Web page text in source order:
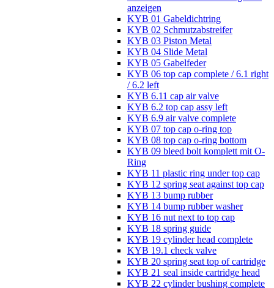
anzeigen
KYB 01 Gabeldichtring
KYB 02 Schmutzabstreifer
KYB 03 Piston Metal
KYB 04 Slide Metal
KYB 05 Gabelfeder
KYB 06 top cap complete / 6.1 right
/ 6.2 left
KYB 6.11 cap air valve
KYB 6.2 top cap assy left
KYB 6.9 air valve complete
KYB 07 top cap o-ring top
KYB 08 top cap o-ring bottom
KYB 09 bleed bolt komplett mit O-
Ring
KYB 11 plastic ring under top cap
KYB 12 spring seat against top cap
KYB 13 bump rubber
KYB 14 bump rubber washer
KYB 16 nut next to top cap
KYB 18 spring guide
KYB 19 cylinder head complete
KYB 19.1 check valve
KYB 20 spring seat top of cartridge
KYB 21 seal inside cartridge head
KYB 22 cylinder bushing complete